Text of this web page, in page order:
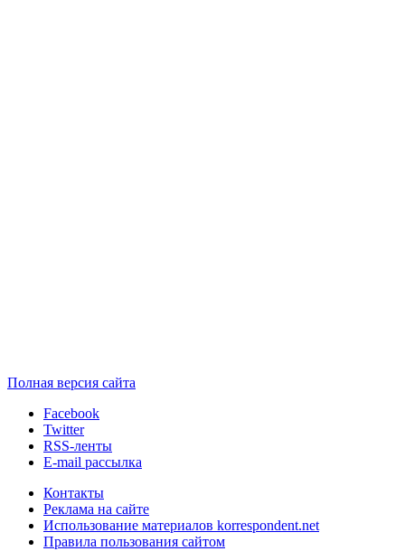
Полная версия сайта
Facebook
Twitter
RSS-ленты
E-mail рассылка
Контакты
Реклама на сайте
Использование материалов korrespondent.net
Правила пользования сайтом